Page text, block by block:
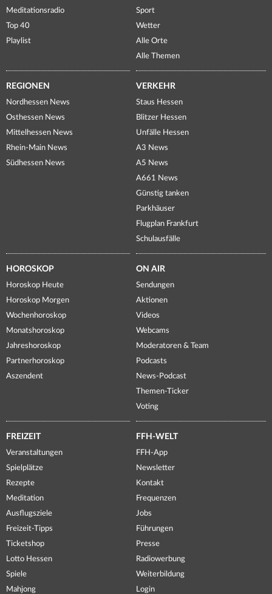
Meditationsradio
Top 40
Playlist
Sport
Wetter
Alle Orte
Alle Themen
REGIONEN
Nordhessen News
Osthessen News
Mittelhessen News
Rhein-Main News
Südhessen News
VERKEHR
Staus Hessen
Blitzer Hessen
Unfälle Hessen
A3 News
A5 News
A661 News
Günstig tanken
Parkhäuser
Flugplan Frankfurt
Schulausfälle
HOROSKOP
Horoskop Heute
Horoskop Morgen
Wochenhoroskop
Monatshoroskop
Jahreshoroskop
Partnerhoroskop
Aszendent
ON AIR
Sendungen
Aktionen
Videos
Webcams
Moderatoren & Team
Podcasts
News-Podcast
Themen-Ticker
Voting
FREIZEIT
Veranstaltungen
Spielplätze
Rezepte
Meditation
Ausflugsziele
Freizeit-Tipps
Ticketshop
Lotto Hessen
Spiele
Mahjong
FFH-WELT
FFH-App
Newsletter
Kontakt
Frequenzen
Jobs
Führungen
Presse
Radiowerbung
Weiterbildung
Login